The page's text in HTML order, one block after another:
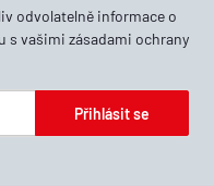
odvolatelně informace o
s vašimi zásadami ochrany
Přihlásit se